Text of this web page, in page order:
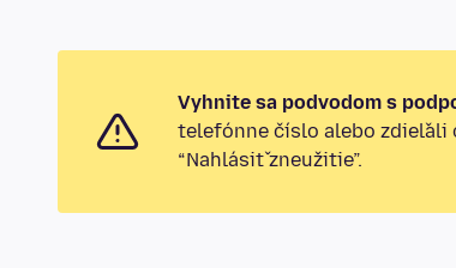
Vyhnite sa podvodom s
telefónne číslo alebo
“Nahlásiť zneužitie”.